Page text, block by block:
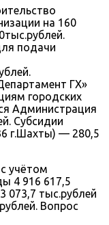
на 160
подачи
ГХ»
городских
Администрация
Субсидии
г.Шахты) — 280,5
учётом
4 916 617,5
073,7 тыс.рублей
Вопрос